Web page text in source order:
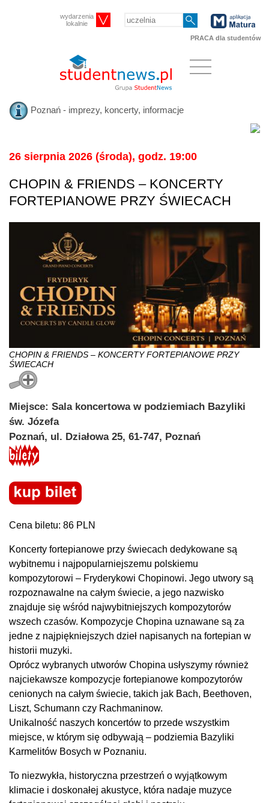
wydarzenia
lokalnie
PRACA dla studentów
Poznań - imprezy, koncerty, informacje
26 sierpnia 2026 (środa), godz. 19:00
CHOPIN & FRIENDS – KONCERTY
FORTEPIANOWE PRZY ŚWIECACH
CHOPIN & FRIENDS – KONCERTY FORTEPIANOWE PRZY
ŚWIECACH
Miejsce: Sala koncertowa w podziemiach Bazyliki
św. Józefa
Poznań, ul. Działowa 25, 61-747, Poznań
Cena biletu: 86 PLN
Koncerty fortepianowe przy świecach dedykowane są
wybitnemu i najpopularniejszemu polskiemu
kompozytorowi – Fryderykowi Chopinowi. Jego utwory są
rozpoznawalne na całym świecie, a jego nazwisko
znajduje się wśród najwybitniejszych kompozytorów
wszech czasów. Kompozycje Chopina uznawane są za
jedne z najpiękniejszych dzieł napisanych na fortepian w
historii muzyki.
Oprócz wybranych utworów Chopina usłyszymy również
najciekawsze kompozycje fortepianowe kompozytorów
cenionych na całym świecie, takich jak Bach, Beethoven,
Liszt, Schumann czy Rachmaninow.
Unikalność naszych koncertów to przede wszystkim
miejsce, w którym się odbywają – podziemia Bazyliki
Karmelitów Bosych w Poznaniu.
To niezwykła, historyczna przestrzeń o wyjątkowym
klimacie i doskonałej akustyce, która nadaje muzyce